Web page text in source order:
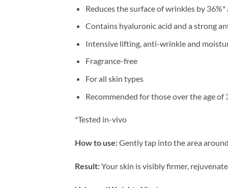
Reduces the surface of wrinkles by
Contains hyaluronic acid and a strong
Intensive lifting, anti-wrinkle and
Fragrance-free
For all skin types
Recommended for those over the age of
*Tested in-vivo
How to use:Gently tap into the area
Result:Your skin is visibly firmer,